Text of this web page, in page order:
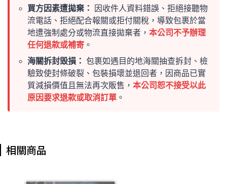
買方因素遭拋棄：
因收件人資料錯誤、拒絕接聽物
流電話、拒絕配合報關或拒付關稅，導致包裹於當
地遭強制處分或物流直接拋棄者， 本公司不予辦理
任何退款或補寄 。
海關拆封毀損： 包裹如遇目的地海關抽查拆封、檢
驗致使封條破裂、包裝損壞並退回者，因商品已實
質減損價值且無法再次販售， 本公司恕不接受以此
原因要求退款或取消訂單 。
相關商品